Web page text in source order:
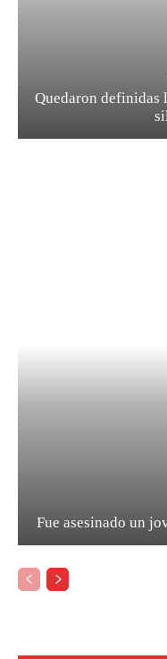
Quedaron definidas
Fue asesinado un